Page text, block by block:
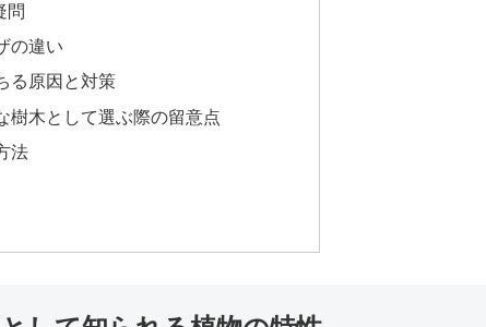
問
の違い
る原因と対策
樹木として選ぶ際の留意点
法